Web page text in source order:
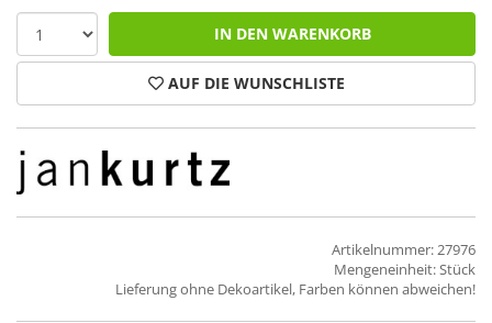
IN DEN WARENKORB
AUF DIE WUNSCHLISTE
Artikelnummer: 27976
Mengeneinheit: Stück
Lieferung ohne Dekoartikel, Farben können abweichen!